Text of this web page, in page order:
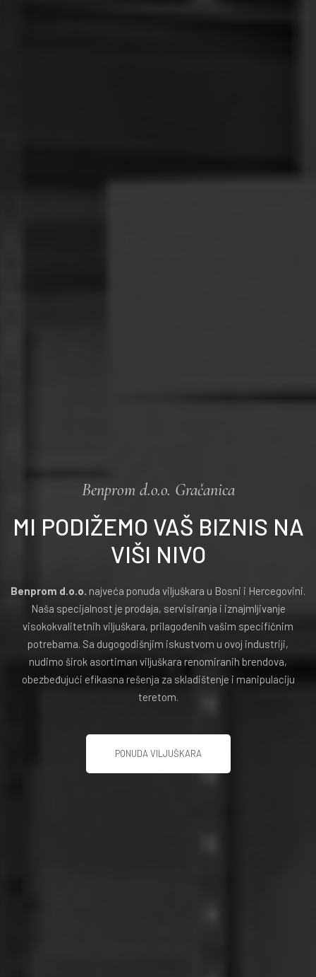
Benprom d.o.o. Gračanica
MI PODIŽEMO VAŠ BIZNIS NA
VIŠI NIVO
Benprom d.o.o. najveća ponuda viljuškara u Bosni i Hercegovini.
Naša specijalnost je prodaja, servisiranja i iznajmljivanje
visokokvalitetnih viljuškara, prilagođenih vašim specifičnim
potrebama. Sa dugogodišnjim iskustvom u ovoj industriji,
nudimo širok asortiman viljuškara renomiranih brendova,
obezbeđujući efikasna rešenja za skladištenje i manipulaciju
teretom.
PONUDA VILJUŠKARA